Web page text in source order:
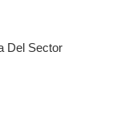
Del Sector